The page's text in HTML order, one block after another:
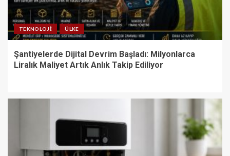
TEKNOLOJI ÜLKE
Şantiyelerde Dijital Devrim Başladı: Milyonlarca
Liralık Maliyet Artık Anlık Takip Ediliyor